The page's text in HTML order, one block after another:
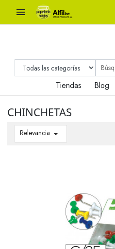

Tiendas Blog
CHINCHETAS
Relevancia 